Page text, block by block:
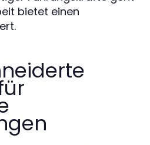
bietet einen